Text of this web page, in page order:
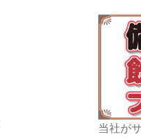
当社が